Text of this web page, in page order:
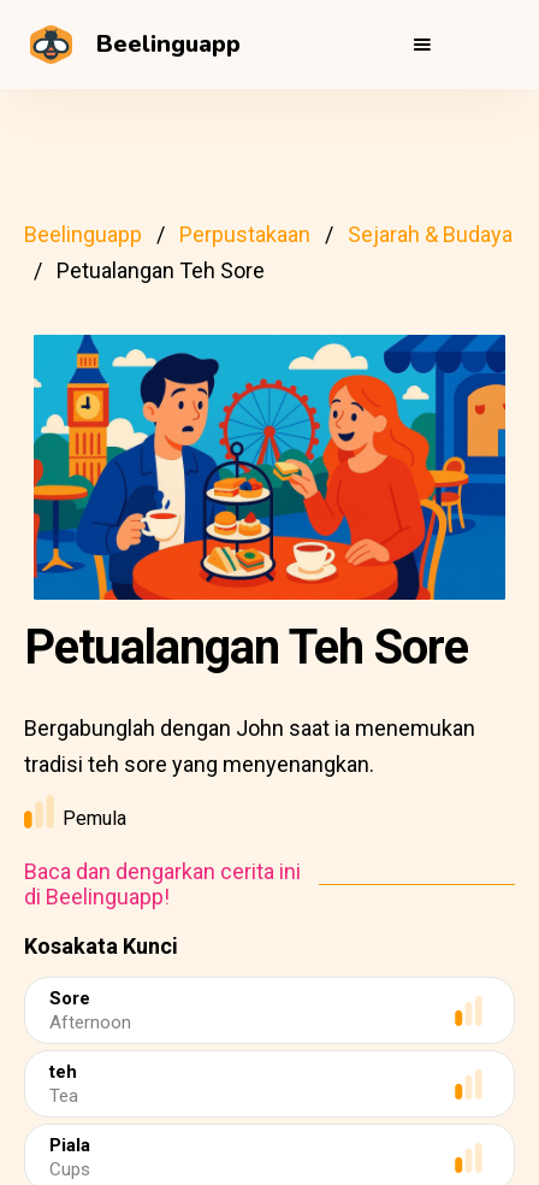
Beelinguapp
Beelinguapp Perpustakaan
Sejarah & Budaya
Petualangan Teh Sore
Kosakata Kunci
Sore
Afternoon
teh
Tea
Piala
Cups
Petualangan Teh Sore
Bergabunglah dengan John saat ia menemukan
tradisi teh sore yang menyenangkan.
Pemula
Baca dan dengarkan cerita ini
di Beelinguapp!